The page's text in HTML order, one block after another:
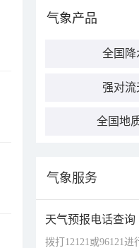
气象产品
全国降
强对流
全国地
气象服务
天气预报电话查询
拨打12121或96121